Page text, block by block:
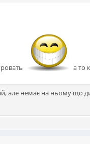
а то
але немає на ньому що